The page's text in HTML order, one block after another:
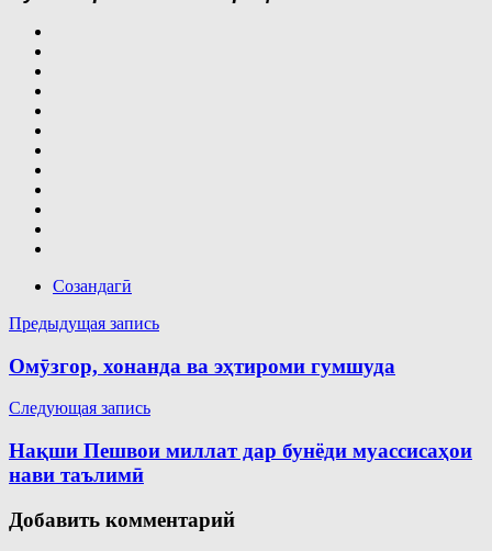
Cозандагӣ
Навигация
по
записям
Предыдущая запись
Омӯзгор, хонанда ва эҳтироми гумшуда
Следующая запись
Нақши Пешвои миллат дар бунёди муассисаҳои
нави таълимӣ
Добавить комментарий